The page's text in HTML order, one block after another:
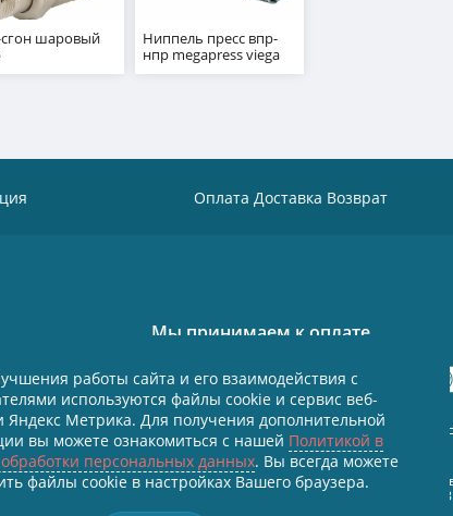
шаровый
Ниппель пресс впр-
нпр megapress viega
Оплата Доставка Возврат
13
Мы принимаем к оплате
Политика в отношении обработки
Согласие на обработку персональных данных
Все персональные данные размещены в
Федеральным законом от 27.07.2006 №152-
данных», условия и запреты не установлены.
работы сайта и его взаимодействия с
используются файлы cookie и сервис веб-
Яндекс Метрика. Для получения дополнительной
вы можете ознакомиться с нашей Политикой в
персональных данных. Вы всегда можете
файлы cookie в настройках Вашего браузера.